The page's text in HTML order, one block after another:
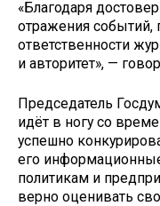
«Благодаря
отражения событий,
ответственности
и авторитет», —
Председатель
идёт в ногу со
успешно
его
политикам и
верно оценивать